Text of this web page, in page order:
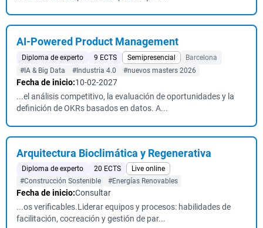
AI-Powered Product Management
Diploma de experto 9 ECTS Semipresencial
Barcelona
#IA & Big Data
#Industria 4.0 #nuevos masters 2026
Fecha de inicio:10-02-2027
...el análisis competitivo, la evaluación de oportunidades y la
definición de OKRs basados en datos. A...
Arquitectura Bioclimática y Regenerativa
Diploma de experto 20 ECTS
Live online
#Construcción Sostenible
#Energías Renovables
Fecha de inicio:Consultar
...os verificables.Liderar equipos y procesos: habilidades de
facilitación, cocreación y gestión de par...